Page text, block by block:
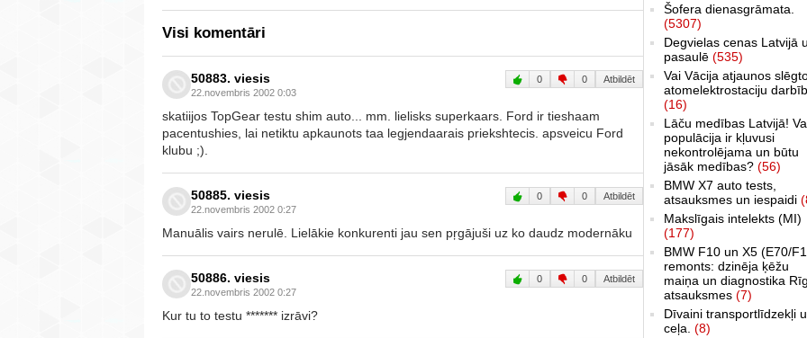
Visi komentāri
50883. viesis
22.novembris 2002 0:03
0 0 Atbildēt
skatiijos TopGear testu shim auto... mm. lielisks superkaars. Ford ir tieshaam
pacentushies, lai netiktu apkaunots taa legjendaarais priekshtecis. apsveicu Ford
klubu ;).
50885. viesis
22.novembris 2002 0:27
0 0 Atbildēt
Manuālis vairs nerulē. Lielākie konkurenti jau sen pŗgājuši uz ko daudz modernāku
50886. viesis
22.novembris 2002 0:27
0 0 Atbildēt
Kur tu to testu ******* izrāvi?
Šofera dienasgrāmata.
(5307)
Degvielas cenas Latvijā
pasaulē (535)
Vai Vācija atjaunos
atomelektrostaciju
(16)
Lāču medības Latvijā!
populācija ir kļuvusi
nekontrolējama un būtu
jāsāk medības? (56)
BMW X7 auto tests,
atsauksmes un iespaidi
Makslīgais intelekts (MI)
(177)
BMW F10 un X5 (E70/
remonts: dzinēja ķēžu
maiņa un diagnostika
atsauksmes (7)
Dīvaini transportlīdzekļi
ceļa. (8)